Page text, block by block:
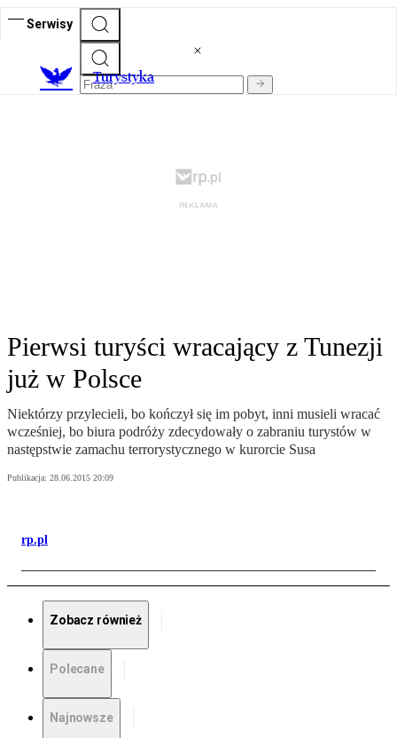
Serwisy
Turystyka
Pierwsi turyści wracający z Tunezji
już w Polsce
Niektórzy przylecieli, bo kończył się im pobyt, inni musieli wracać
wcześniej, bo biura podróży zdecydowały o zabraniu turystów w
następstwie zamachu terrorystycznego w kurorcie Susa
Publikacja: 28.06.2015 20:09
rp.pl
Zobacz również
Polecane
Najnowsze